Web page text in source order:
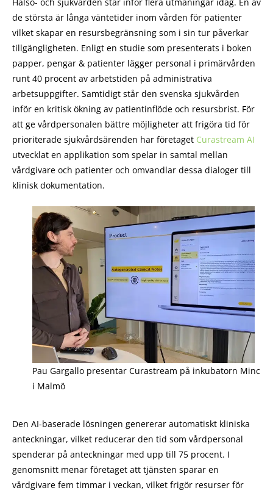
de största är långa väntetider inom vården för patienter
vilket skapar en resursbegränsning som i sin tur påverkar
tillgängligheten. Enligt en studie som presenterats i boken
papper, pengar & patienter lägger personal i primärvården
runt 40 procent av arbetstiden på administrativa
arbetsuppgifter. Samtidigt står den svenska sjukvården
inför en kritisk ökning av patientinflöde och resursbrist. För
att ge vårdpersonalen bättre möjligheter att frigöra tid för
prioriterade sjukvårdsärenden har företaget Curastream AI
utvecklat en applikation som spelar in samtal mellan
vårdgivare och patienter och omvandlar dessa dialoger till
klinisk dokumentation.
Pau Gargallo presentar Curastream på inkubatorn Minc
i Malmö
Den AI-baserade lösningen genererar automatiskt kliniska
anteckningar, vilket reducerar den tid som vårdpersonal
spenderar på anteckningar med upp till 75 procent. I
genomsnitt menar företaget att tjänsten sparar en
vårdgivare fem timmar i veckan, vilket frigör resurser för